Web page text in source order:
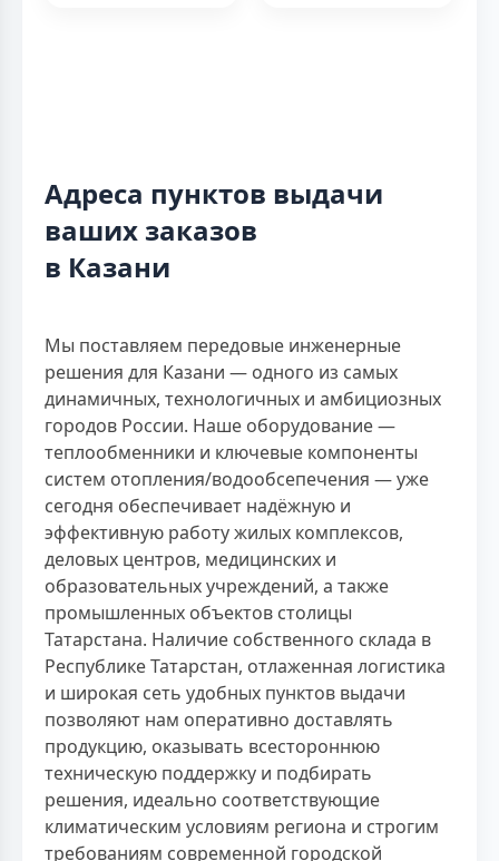
Адреса пунктов выдачи
ваших заказов
в Казани
Мы поставляем передовые инженерные
решения для Казани — одного из самых
динамичных, технологичных и амбициозных
городов России. Наше оборудование —
теплообменники и ключевые компоненты
систем отопления/водообсепечения — уже
сегодня обеспечивает надёжную и
эффективную работу жилых комплексов,
деловых центров, медицинских и
образовательных учреждений, а также
промышленных объектов столицы
Татарстана. Наличие собственного склада в
Республике Татарстан, отлаженная логистика
и широкая сеть удобных пунктов выдачи
позволяют нам оперативно доставлять
продукцию, оказывать всестороннюю
техническую поддержку и подбирать
решения, идеально соответствующие
климатическим условиям региона и строгим
требованиям современной городской